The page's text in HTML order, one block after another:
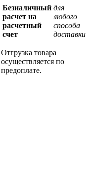
Безналичный
расчет на
расчетный
счет
для
любого
способа
доставки
Отгрузка товара
осуществляется по
предоплате.